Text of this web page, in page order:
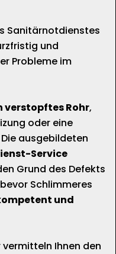
Sanitärnotdienstes
und
Probleme im
verstopftes Rohr,
oder eine
ausgebildeten
Service
Grund des Defekts
Schlimmeres
und
vermitteln Ihnen den